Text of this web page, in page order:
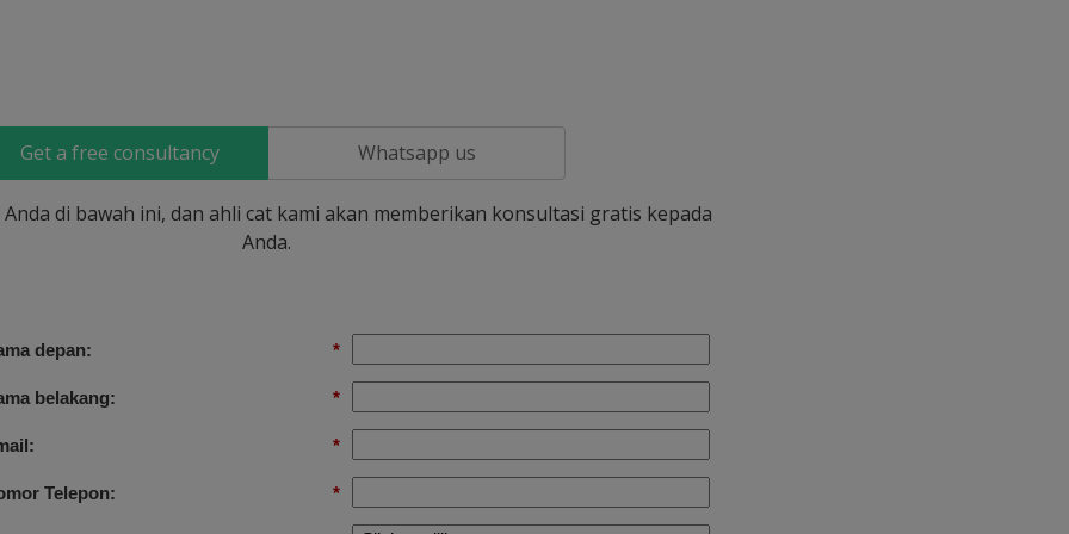
Get a free consultancy Whatsapp us
di bawah ini, dan ahli cat kami akan memberikan konsultasi gratis kepada
Anda.